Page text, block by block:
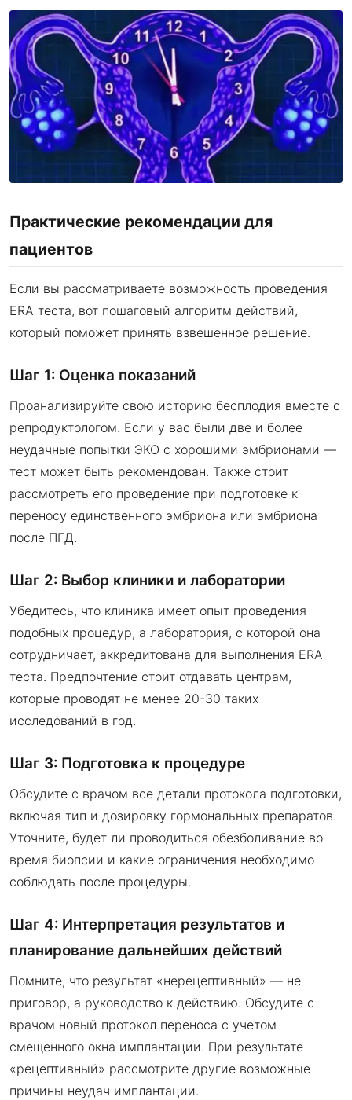
Практические рекомендации для
пациентов
Если вы рассматриваете возможность проведения
ERA теста, вот пошаговый алгоритм действий,
который поможет принять взвешенное решение.
Шаг 1: Оценка показаний
Проанализируйте свою историю бесплодия вместе с
репродуктологом. Если у вас были две и более
неудачные попытки ЭКО с хорошими эмбрионами —
тест может быть рекомендован. Также стоит
рассмотреть его проведение при подготовке к
переносу единственного эмбриона или эмбриона
после ПГД.
Шаг 2: Выбор клиники и лаборатории
Убедитесь, что клиника имеет опыт проведения
подобных процедур, а лаборатория, с которой она
сотрудничает, аккредитована для выполнения ERA
теста. Предпочтение стоит отдавать центрам,
которые проводят не менее 20-30 таких
исследований в год.
Шаг 3: Подготовка к процедуре
Обсудите с врачом все детали протокола подготовки,
включая тип и дозировку гормональных препаратов.
Уточните, будет ли проводиться обезболивание во
время биопсии и какие ограничения необходимо
соблюдать после процедуры.
Шаг 4: Интерпретация результатов и
планирование дальнейших действий
Помните, что результат «нерецептивный» — не
приговор, а руководство к действию. Обсудите с
врачом новый протокол переноса с учетом
смещенного окна имплантации. При результате
«рецептивный» рассмотрите другие возможные
причины неудач имплантации.